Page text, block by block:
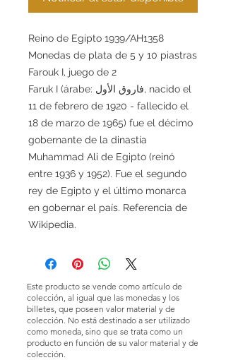
Reino de Egipto 1939/AH1358
Monedas de plata de 5 y 10 piastras
Farouk I, juego de 2
Faruk I (árabe: فاروق الأول, nacido el
11 de febrero de 1920 - fallecido el
18 de marzo de 1965) fue el décimo
gobernante de la dinastía
Muhammad Ali de Egipto (reinó
entre 1936 y 1952). Fue el segundo
rey de Egipto y el último monarca
en gobernar el país. Referencia de
Wikipedia.
Este producto se vende como artículo de
colección, al igual que las monedas y los
billetes, que poseen valor material y de
colección. No está destinado a ser utilizado
como moneda, sino que se trata como un
producto en función de su valor material y de
colección.